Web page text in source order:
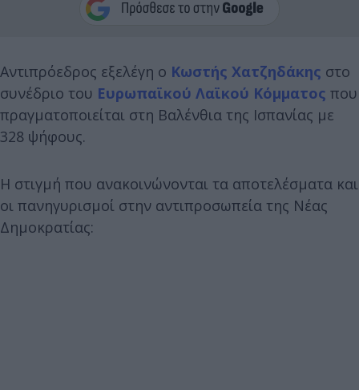
Αντιπρόεδρος εξελέγη ο Κωστής Χατζηδάκης στο
συνέδριο του Ευρωπαϊκού Λαϊκού Κόμματος που
πραγματοποιείται στη Βαλένθια της Ισπανίας με
328 ψήφους.
Η στιγμή που ανακοινώνονται τα αποτελέσματα και
οι πανηγυρισμοί στην αντιπροσωπεία της Νέας
Δημοκρατίας: